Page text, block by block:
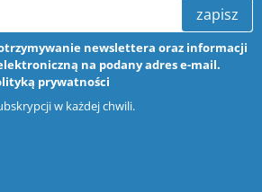
zapisz
newslettera oraz informacji
na podany adres e-mail.
prywatności
w każdej chwili.